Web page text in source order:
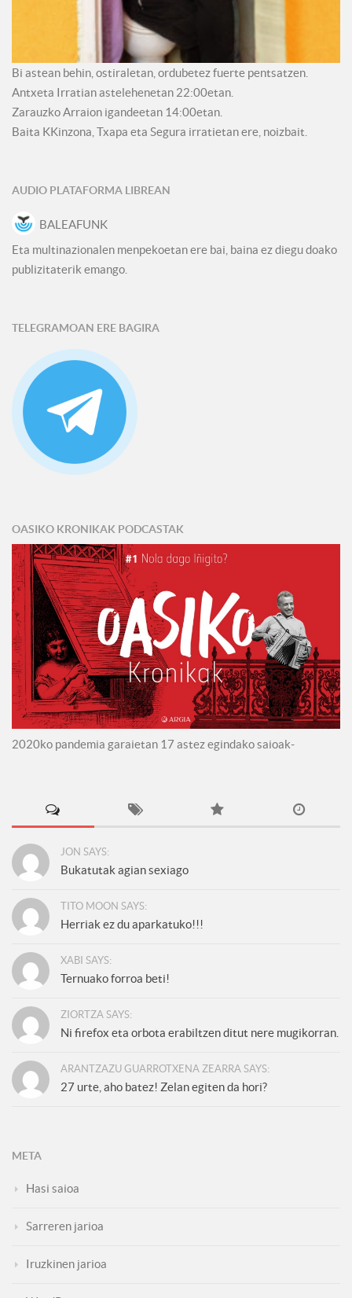
Bi astean behin, ostiraletan, ordubetez fuerte pentsatzen.
Antxeta Irratian astelehenetan 22:00etan.
Zarauzko Arraion igandeetan 14:00etan.
Baita KKinzona, Txapa eta Segura irratietan ere, noizbait.
AUDIO PLATAFORMA LIBREAN
BALEAFUNK
Eta multinazionalen menpekoetan ere bai, baina ez diegu doako
publizitaterik emango.
TELEGRAMOAN ERE BAGIRA
OASIKO KRONIKAK PODCASTAK
2020ko pandemia garaietan 17 astez egindako saioak-
JON SAYS:
Bukatutak agian sexiago
TITO MOON SAYS:
Herriak ez du aparkatuko!!!
XABI SAYS:
Ternuako forroa beti!
ZIORTZA SAYS:
Ni firefox eta orbota erabiltzen ditut nere mugikorran.
ARANTZAZU GUARROTXENA ZEARRA SAYS:
27 urte, aho batez! Zelan egiten da hori?
META
Hasi saioa
Sarreren jarioa
Iruzkinen jarioa